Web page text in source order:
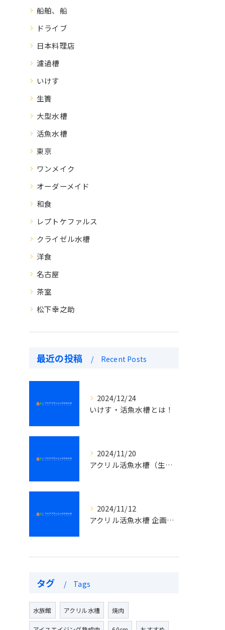
船舶、船
ドライブ
日本料理店
濾過槽
いけす
生簀
大型水槽
活魚水槽
東京
ワンメイク
オーダーメイド
和食
レプトケファルス
クライゼル水槽
洋食
名古屋
茶室
松下幸之助
最近の投稿 Recent Posts
2024/12/24
いけす・活魚水槽とは！
2024/11/20
アクリル活魚水槽（生簀）では常に飼育生体の数に変化がある事です。
2024/11/12
アクリル活魚水槽 企画、設計、製作、搬入、設置までの一貫作業
タグ Tags
水族館 アクリル水槽 焼肉